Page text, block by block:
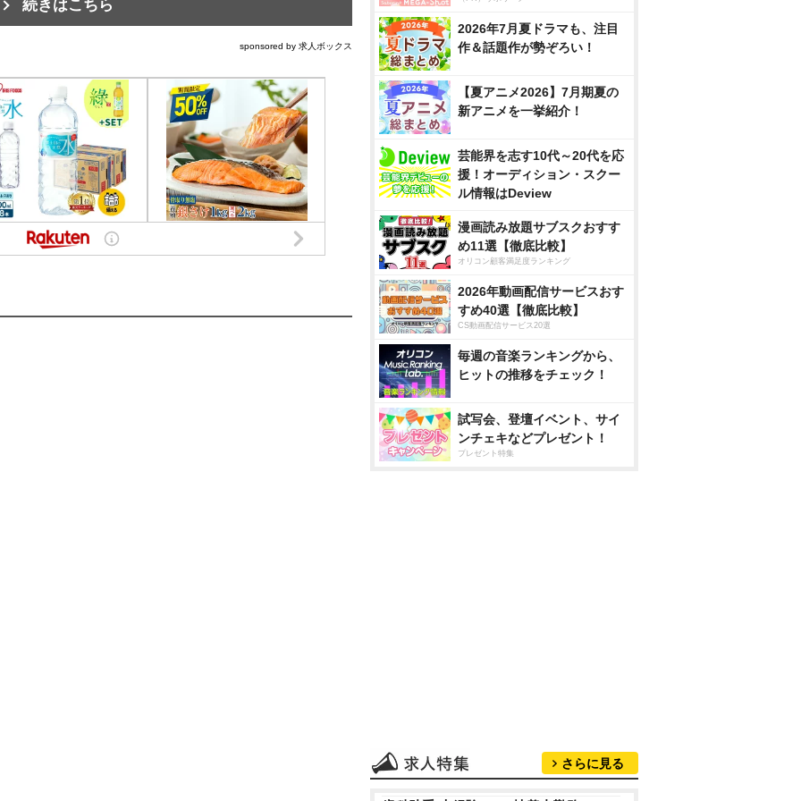
続きはこちら
sponsored by 求人ボックス
2026年7月夏ドラマも、注目
作＆話題作が勢ぞろい！
【夏アニメ2026】7月期夏の
新アニメを一挙紹介！
芸能界を志す10代～20代を応
援！オーディション・スクー
ル情報はDeview
漫画読み放題サブスクおすす
め11選【徹底比較】
オリコン顧客満足度ランキング
2026年動画配信サービスおす
すめ40選【徹底比較】
CS動画配信サービス20選
毎週の音楽ランキングから、
ヒットの推移をチェック！
試写会、登壇イベント、サイ
ンチェキなどプレゼント！
プレゼント特集
さらに見る